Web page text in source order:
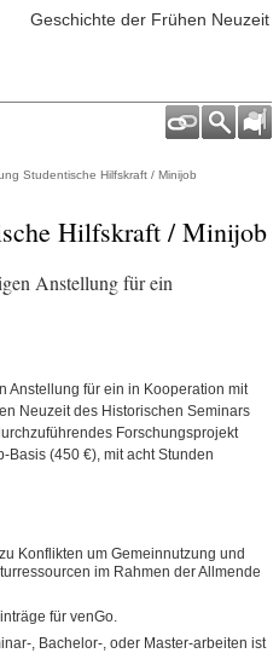
Geschichte der Frühen Neuzeit
Studentische Hilfskraft / Minijob
Hilfskraft / Minijob
Anstellung für ein
Anstellung für ein in Kooperation mit
Neuzeit des Historischen Seminars
Forschungsprojekt
Basis (450 €), mit acht Stunden
Konflikten um Gemeinnutzung und
im Rahmen der Allmende
für venGo.
, Bachelor-, oder Master-arbeiten ist